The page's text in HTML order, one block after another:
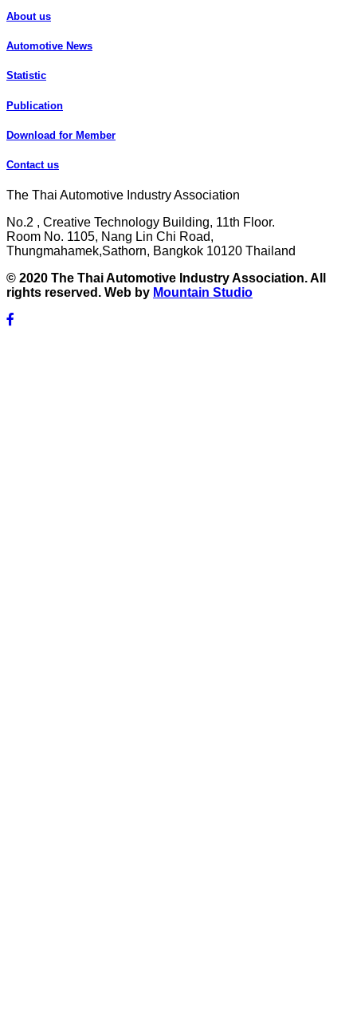
About us
Automotive News
Statistic
Publication
Download for Member
Contact us
The Thai Automotive Industry Association
No.2 , Creative Technology Building, 11th Floor.
Room No. 1105, Nang Lin Chi Road,
Thungmahamek,Sathorn, Bangkok 10120 Thailand
© 2020 The Thai Automotive Industry Association. All
rights reserved. Web by Mountain Studio